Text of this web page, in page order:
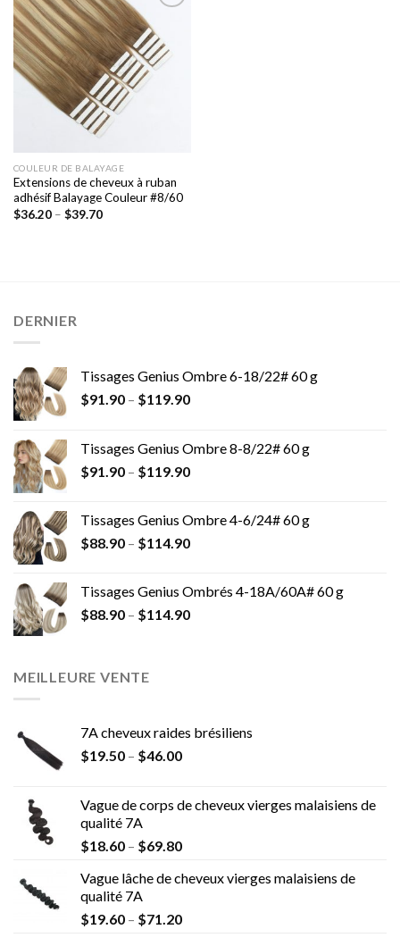
Ajouter
à la liste
de
souhaits
COULEUR DE BALAYAGE
Extensions de cheveux à ruban
adhésif Balayage Couleur #8/60
$36.20– $39.70
DERNIER
Tissages Genius Ombre 6-18/22# 60 g
$91.90 – $119.90
Tissages Genius Ombre 8-8/22# 60 g
$91.90 – $119.90
Tissages Genius Ombre 4-6/24# 60 g
$88.90 – $114.90
Tissages Genius Ombrés 4-18A/60A# 60 g
$88.90 – $114.90
MEILLEURE VENTE
7A cheveux raides brésiliens
$19.50 – $46.00
Vague de corps de cheveux vierges malaisiens de
qualité 7A
$18.60 – $69.80
Vague lâche de cheveux vierges malaisiens de
qualité 7A
$19.60 – $71.20